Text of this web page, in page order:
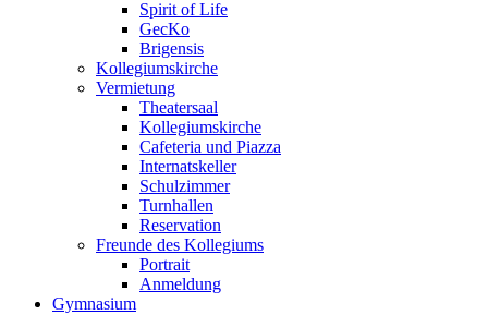
Spirit of Life
GecKo
Brigensis
Kollegiumskirche
Vermietung
Theatersaal
Kollegiumskirche
Cafeteria und Piazza
Internatskeller
Schulzimmer
Turnhallen
Reservation
Freunde des Kollegiums
Portrait
Anmeldung
Gymnasium